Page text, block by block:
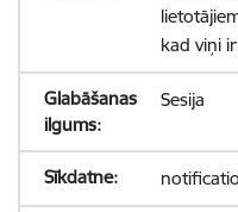
kad viņi
Sesija